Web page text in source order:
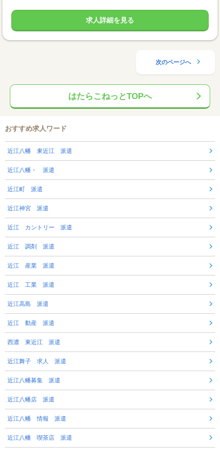
求人詳細を見る
次のページへ
はたらこねっとTOPへ
おすすめ求人ワード
近江八幡 東近江 派遣
近江八幡・ 派遣
近江町 派遣
近江神宮 派遣
近江 カントリー 派遣
近江 調剤 派遣
近江 産業 派遣
近江 工業 派遣
近江高島 派遣
近江 動産 派遣
西濃 東近江 派遣
近江舞子 求人 派遣
近江八幡募集 派遣
近江八幡店 派遣
近江八幡 情報 派遣
近江八幡 喫茶店 派遣